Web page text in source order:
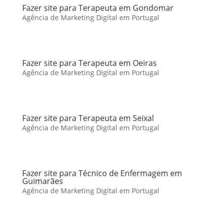
Fazer site para Terapeuta em Gondomar
Agência de Marketing Digital em Portugal
Fazer site para Terapeuta em Oeiras
Agência de Marketing Digital em Portugal
Fazer site para Terapeuta em Seixal
Agência de Marketing Digital em Portugal
Fazer site para Técnico de Enfermagem em
Guimarães
Agência de Marketing Digital em Portugal